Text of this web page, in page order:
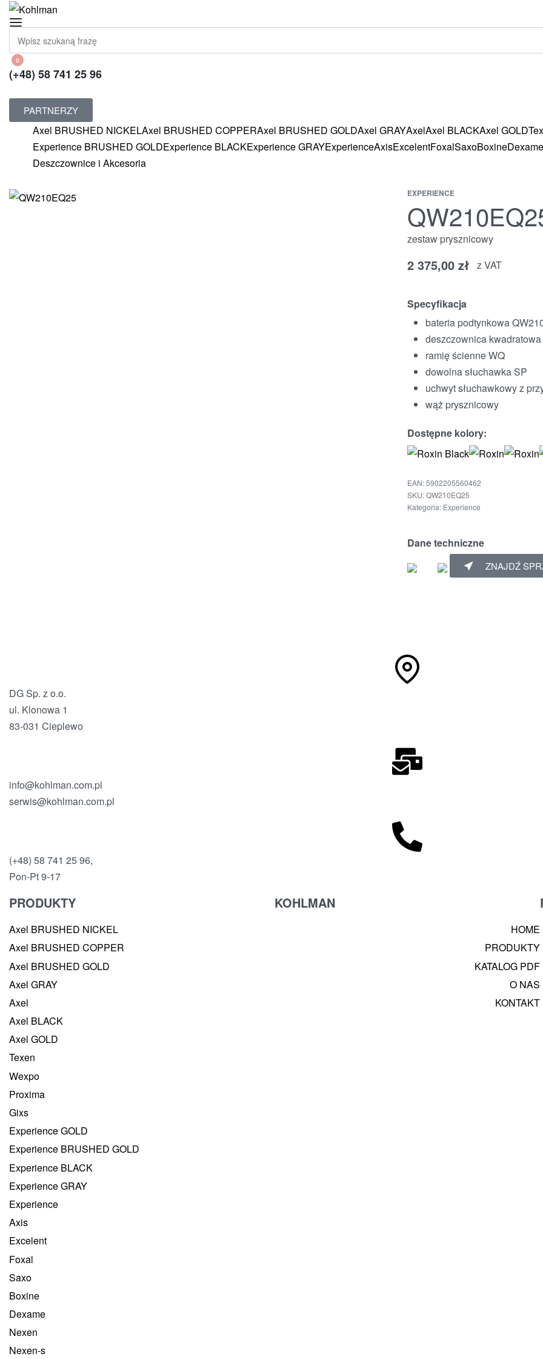
0
(+48) 58 741 25 96
PARTNERZY
Axel BRUSHED NICKELAxel BRUSHED COPPERAxel BRUSHED GOLDAxel GRAYAxelAxel BLACKAxel GOLD
Experience BRUSHED GOLDExperience BLACKExperience GRAYExperienceAxisExcelentFoxalSaxoBoxineDexame
Deszczownice i Akcesoria
EXPERIENCE
zestaw prysznicowy
2 375,00 zł z VAT
Specyfikacja
bateria podtynkowa
deszczownica
ramię ścienne WQ
dowolna słuchawka SP
uchwyt słuchawkowy z
wąż prysznicowy
Dostępne kolory:
EAN:5902205560462
QW210EQ25
Kategoria: Experience
Dane techniczne
ZNAJDŹ
DG Sp. z o.o.
ul. Klonowa 1
83-031 Cieplewo
info@kohlman.com.pl
serwis@kohlman.com.pl
(+48) 58 741 25 96,
Pon-Pt 9-17
PRODUKTY
Axel BRUSHED NICKEL
Axel BRUSHED COPPER
Axel BRUSHED GOLD
Axel GRAY
Axel
Axel BLACK
Axel GOLD
Texen
Wexpo
Proxima
Gixs
Experience GOLD
Experience BRUSHED GOLD
Experience BLACK
Experience GRAY
Experience
Axis
Excelent
Foxal
Saxo
Boxine
Dexame
Nexen
Nexen-s
KOHLMAN
HOME
PRODUKTY
KATALOG PDF
O NAS
KONTAKT